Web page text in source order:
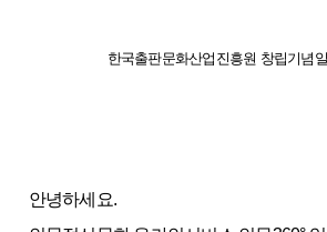
한국출판문화산업진흥원 창립기념
안녕하세요.